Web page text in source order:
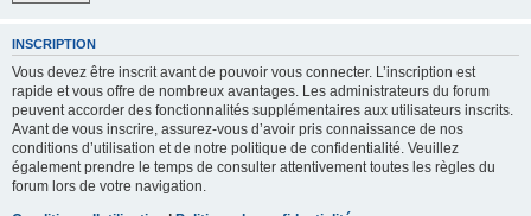
INSCRIPTION
Vous devez être inscrit avant de pouvoir vous connecter. L’inscription est
rapide et vous offre de nombreux avantages. Les administrateurs du forum
peuvent accorder des fonctionnalités supplémentaires aux utilisateurs inscrits.
Avant de vous inscrire, assurez-vous d’avoir pris connaissance de nos
conditions d’utilisation et de notre politique de confidentialité. Veuillez
également prendre le temps de consulter attentivement toutes les règles du
forum lors de votre navigation.